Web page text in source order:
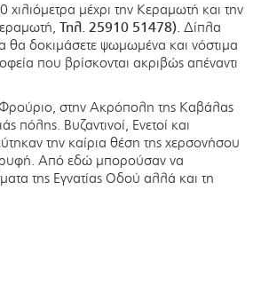
χιλιόμετρα μέχρι την Κεραμωτή και την
Τηλ. 25910 51478). Δίπλα
θα δοκιμάσετε ψωμωμένα και νόστιμα
που βρίσκονται ακριβώς απέναντι
Φρούριο, στην Ακρόπολη της Καβάλας
πόλης. Βυζαντινοί, Ενετοί και
την καίρια θέση της χερσονήσου
Από εδώ μπορούσαν να
της Εγνατίας Οδού αλλά και τη